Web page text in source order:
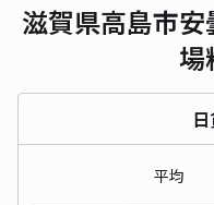
滋賀県高島市
場
平均